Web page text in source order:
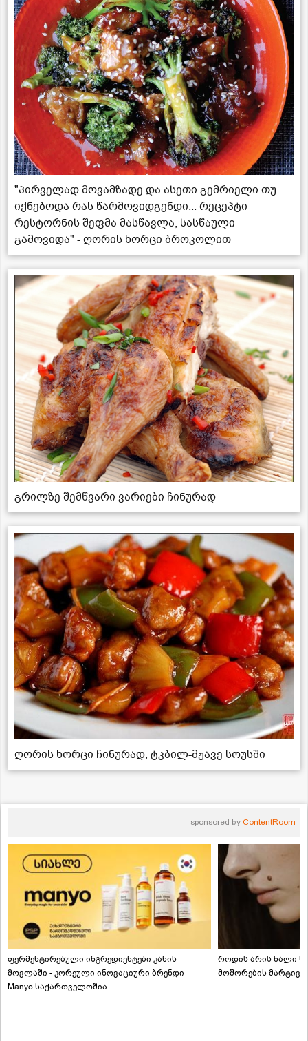
"პირველად მოვამზადე და ასეთი გემრიელი თუ
იქნებოდა რას წარმოვიდგენდი... რეცეპტი
რესტორნის შეფმა მასწავლა, სასწაული
გამოვიდა" - ღორის ხორცი ბროკოლით
გრილზე შემწვარი ვარიები ჩინურად
ღორის ხორცი ჩინურად, ტკბილ-მჟავე სოუსში
sponsored by ContentRoom
ფერმენტირებული ინგრედიენტები კანის
მოვლაში - კორეული ინოვაციური ბრენდი
Manyo საქართველოშია
როდის არის ხალი
მოშორების